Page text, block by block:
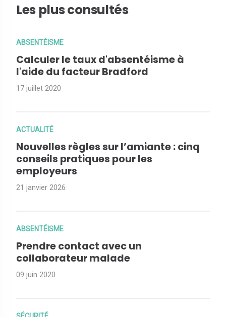
Les plus consultés
ABSENTÉISME
Calculer le taux d'absentéisme à
l'aide du facteur Bradford
17 juillet 2020
ACTUALITÉ
Nouvelles règles sur l’amiante : cinq
conseils pratiques pour les
employeurs
21 janvier 2026
ABSENTÉISME
Prendre contact avec un
collaborateur malade
09 juin 2020